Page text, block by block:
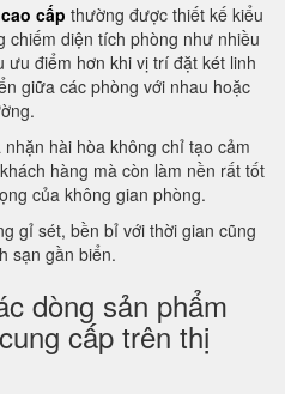
cấp thường được thiết kế kiểu
chiếm diện tích phòng như nhiều
điểm hơn khi vị trí đặt két linh
giữa các phòng với nhau hoặc
hài hòa không chỉ tạo cảm
hàng mà còn làm nền rất tốt
của không gian phòng.
gỉ sét, bền bỉ với thời gian cũng
sạn gần biển.
dòng sản phẩm
cấp trên thị